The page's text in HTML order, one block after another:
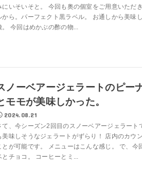
にいそいそと。 今回も奥の個室をご用意いただ
から。パーフェクト黒ラベル。 お通しから美味
。 今回はめかぶの酢の物...
ノーベアージェラートのピー
モモが美味しかった。
2024.08.21
て、今シーズン2回目のスノーベアージェラート
美味しそうなジェラートがずらり！ 店内のカウ
とが可能です。 メニューはこんな感じ。 で、今
とチョコ。 コーヒーとミ...